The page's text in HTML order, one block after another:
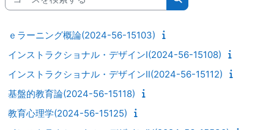
コースを検索する
ｅラーニング概論(2024-56-15103)
インストラクショナル・デザインⅠ(2024-56-15108)
インストラクショナル・デザインⅡ(2024-56-15112)
基盤的教育論(2024-56-15118)
教育心理学(2024-56-15125)